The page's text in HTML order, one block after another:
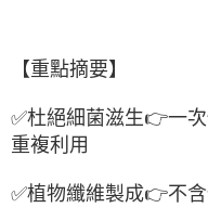
【重點摘要】
✅杜絕細菌滋生👉一
重複利用
✅植物纖維製成👉不